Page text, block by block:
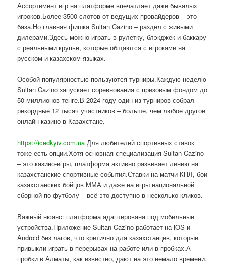
Ассортимент игр на платформе впечатляет даже бывалых
игроков.Более 3500 слотов от ведущих провайдеров – это
база.Но главная фишка Sultan Cazino – раздел с живыми
дилерами.Здесь можно играть в рулетку, блэкджек и баккару
с реальными крупье, которые общаются с игроками на
русском и казахском языках.
Особой популярностью пользуются турниры.Каждую неделю
Sultan Cazino запускает соревнования с призовым фондом до
50 миллионов тенге.В 2024 году один из турниров собрал
рекордные 12 тысяч участников – больше, чем любое другое
онлайн-казино в Казахстане.
https://icedkyiv.com.ua Для любителей спортивных ставок
тоже есть опции.Хотя основная специализация Sultan Cazino
– это казино-игры, платформа активно развивает линию на
казахстанские спортивные события.Ставки на матчи КПЛ, бои
казахстанских бойцов ММА и даже на игры национальной
сборной по футболу – всё это доступно в несколько кликов.
Важный нюанс: платформа адаптирована под мобильные
устройства.Приложение Sultan Cazino работает на iOS и
Android без лагов, что критично для казахстанцев, которые
привыкли играть в перерывах на работе или в пробках.А
пробки в Алматы, как известно, дают на это немало времени.